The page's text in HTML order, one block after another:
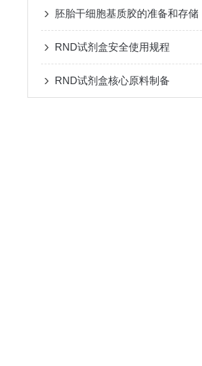
胚胎干细胞基质胶的准备和存储
RND试剂盒安全使用规程
RND试剂盒核心原料制备